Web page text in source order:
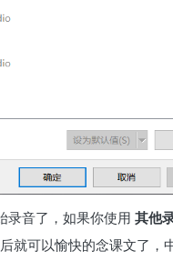
录音了，如果你使用 其他
就可以愉快的念课文了，